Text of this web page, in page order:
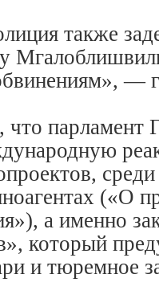
также
—
что парламент
(«О
а именно
который
и тюремное